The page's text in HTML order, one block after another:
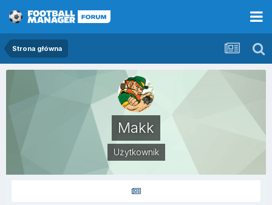
Strona główna
Makk
Użytkownik